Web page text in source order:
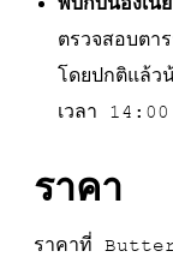
ตรวจสอบตา
โดยปกติแล้ว
เวลา
ราคา
ราคาที่